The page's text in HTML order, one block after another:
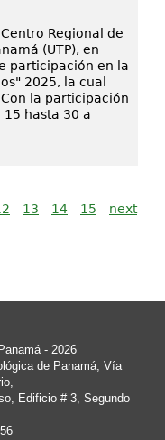
Regional de
(UTP), en
participación en la
2025, la cual
la participación
hasta 30 a
13 14 15
next
- 2026
de Panamá, Vía
Edificio # 3, Segundo